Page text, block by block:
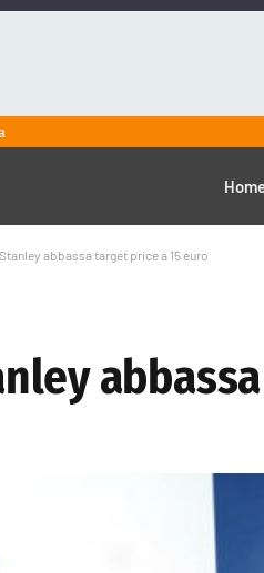
abbassa target price a 15 euro